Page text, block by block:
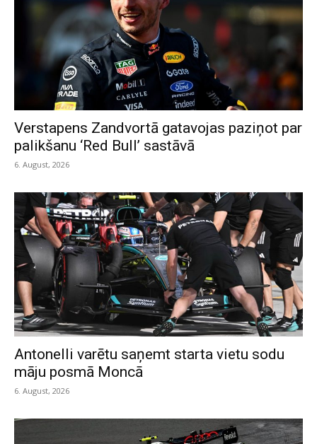
Verstapens Zandvortā gatavojas paziņot par
palikšanu ‘Red Bull’ sastāvā
6. August, 2026
Antonelli varētu saņemt starta vietu sodu
māju posmā Moncā
6. August, 2026